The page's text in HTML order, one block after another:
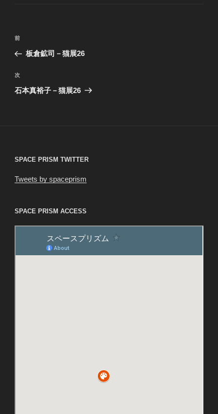
投
ナ
ビ
ゲ
前
の
稿
前
板倉鉱司－猫展26
次
の
次
石本真裕子－猫展26
SPACE PRISM TWITTER
Tweets by spaceprism
SPACE PRISM ACCESS